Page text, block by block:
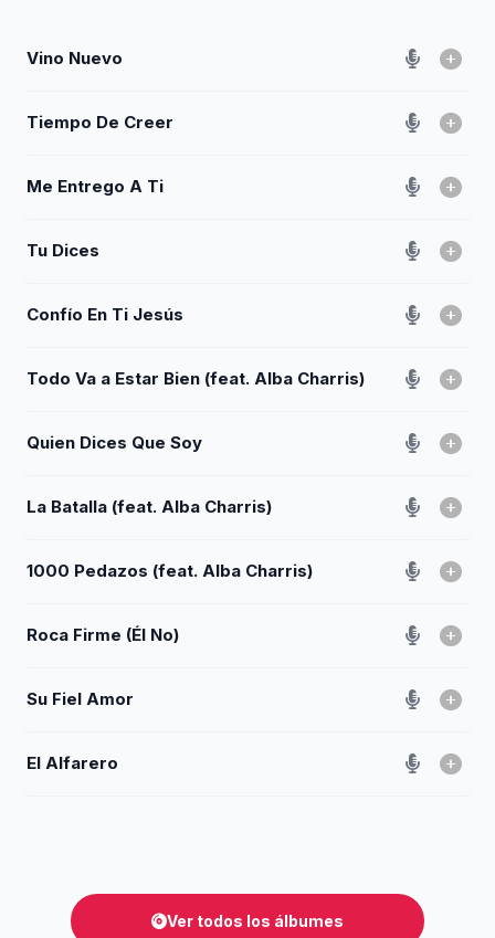
Vino Nuevo
Tiempo De Creer
Me Entrego A Ti
Tu Dices
Confío En Ti Jesús
Todo Va a Estar Bien (feat. Alba Charris)
Quien Dices Que Soy
La Batalla (feat. Alba Charris)
1000 Pedazos (feat. Alba Charris)
Roca Firme (Él No)
Su Fiel Amor
El Alfarero
Ver todos los álbumes